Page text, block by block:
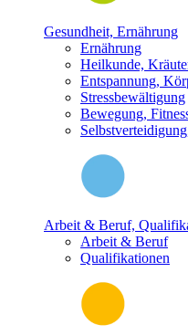
Gesundheit, Ernährung
Ernährung
Heilkunde,
Entspannung,
Stressbewältigung
Bewegung,
Arbeit & Beruf,
Arbeit & Beruf
Qualifikationen